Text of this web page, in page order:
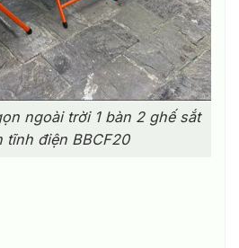
ngoài trời 1 bàn 2 ghế sắt
tĩnh điện BBCF20